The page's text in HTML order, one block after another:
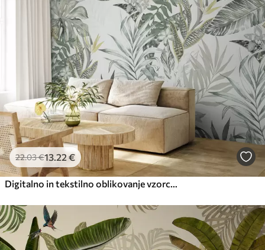
Premium vinil
39.00€/m²
Peel and Stick
81.6749.00€/m²
22.03€13 .22 €